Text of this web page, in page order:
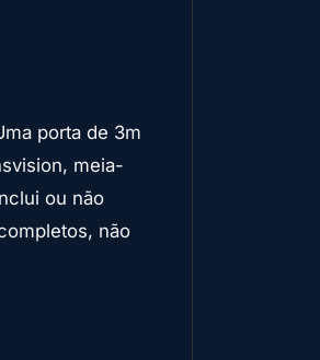
porta de 3m
meia-
ou não
não